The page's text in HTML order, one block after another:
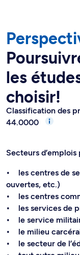
les
choisir!
Classification des
44.0000
Secteurs d’emplois
• les centres de
ouvertes, etc.)
• les centres
• les services de
• le service
• le milieu
• le secteur de